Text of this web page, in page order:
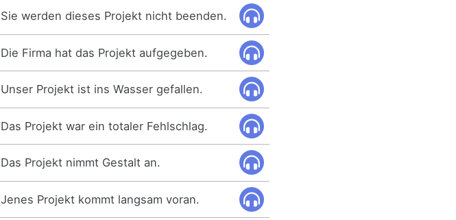
Sie werden dieses Projekt nicht beenden.
Die Firma hat das Projekt aufgegeben.
Unser Projekt ist ins Wasser gefallen.
Das Projekt war ein totaler Fehlschlag.
Das Projekt nimmt Gestalt an.
Jenes Projekt kommt langsam voran.